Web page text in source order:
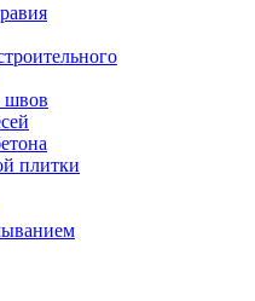
швов
плитки